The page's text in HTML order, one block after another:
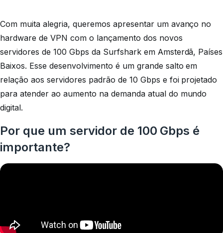
Com muita alegria, queremos apresentar um avanço no
hardware de VPN com o lançamento dos novos
servidores de 100 Gbps da Surfshark em Amsterdã, Países
Baixos. Esse desenvolvimento é um grande salto em
relação aos servidores padrão de 10 Gbps e foi projetado
para atender ao aumento na demanda atual do mundo
digital.
Por que um servidor de 100 Gbps é
importante?